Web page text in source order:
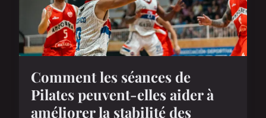
Comment les séances de
Pilates peuvent-elles aider à
améliorer la stabilité des